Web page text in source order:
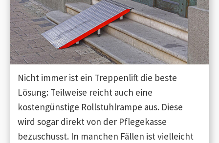
Nicht immer ist ein Treppenlift die beste
Lösung: Teilweise reicht auch eine
kostengünstige Rollstuhlrampe aus. Diese
wird sogar direkt von der Pflegekasse
bezuschusst. In manchen Fällen ist vielleicht